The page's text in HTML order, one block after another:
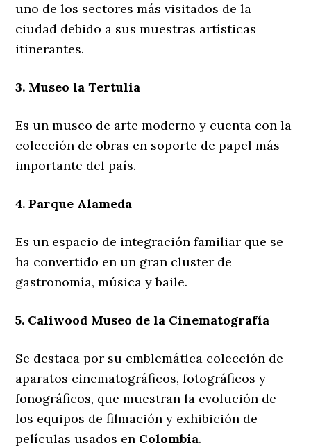
uno de los sectores más visitados de la
ciudad debido a sus muestras artísticas
itinerantes.
3. Museo la Tertulia
Es un museo de arte moderno y cuenta con la
colección de obras en soporte de papel más
importante del país.
4. Parque Alameda
Es un espacio de integración familiar que se
ha convertido en un gran cluster de
gastronomía, música y baile.
5. Caliwood Museo de la Cinematografía
Se destaca por su emblemática colección de
aparatos cinematográficos, fotográficos y
fonográficos, que muestran la evolución de
los equipos de filmación y exhibición de
películas usados en Colombia.